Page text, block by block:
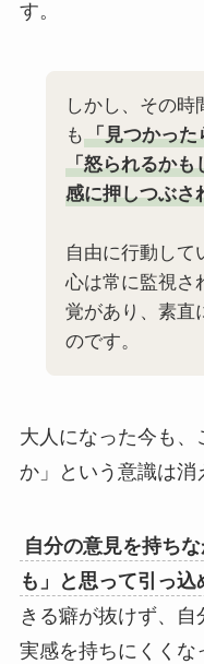
す。
しかし、その時
も 「見つかった
「怒られるかも
感に押しつぶさ
自由に行動して
心は常に監視さ
覚があり、素直
のです。
大人になった今も、
か」という意識は消
自分の意見を持ち
も」と思って引っ込
きる癖が抜けず、
実感を持ちにくくな